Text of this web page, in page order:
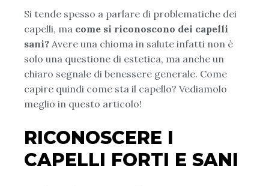
Si tende spesso a parlare di problematiche dei
capelli, ma come si riconoscono dei capelli
sani? Avere una chioma in salute infatti non è
solo una questione di estetica, ma anche un
chiaro segnale di benessere generale. Come
capire quindi come sta il capello? Vediamolo
meglio in questo articolo!
RICONOSCERE I
CAPELLI FORTI E SANI